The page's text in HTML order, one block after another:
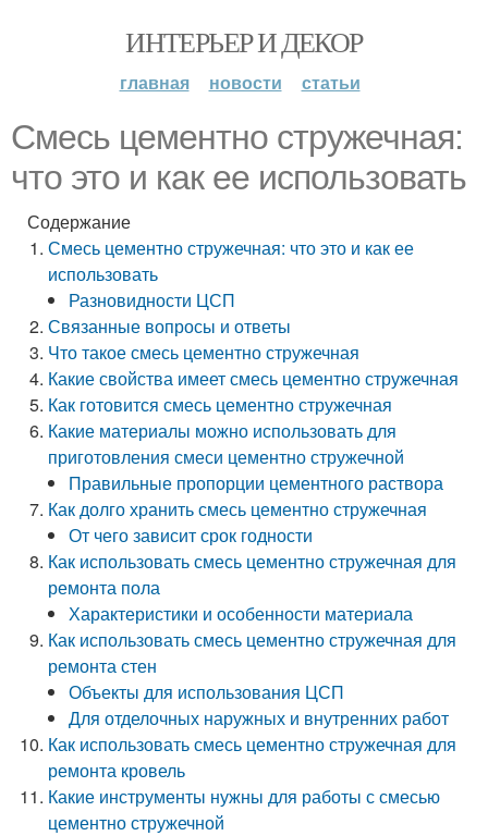
ИНТЕРЬЕР И ДЕКОР
главная новости статьи
Смесь цементно стружечная:
что это и как ее использовать
Содержание
Смесь цементно стружечная: что это и как ее
использовать
Разновидности ЦСП
Связанные вопросы и ответы
Что такое смесь цементно стружечная
Какие свойства имеет смесь цементно стружечная
Как готовится смесь цементно стружечная
Какие материалы можно использовать для
приготовления смеси цементно стружечной
Правильные пропорции цементного раствора
Как долго хранить смесь цементно стружечная
От чего зависит срок годности
Как использовать смесь цементно стружечная для
ремонта пола
Характеристики и особенности материала
Как использовать смесь цементно стружечная для
ремонта стен
Объекты для использования ЦСП
Для отделочных наружных и внутренних работ
Как использовать смесь цементно стружечная для
ремонта кровель
Какие инструменты нужны для работы с смесью
цементно стружечной